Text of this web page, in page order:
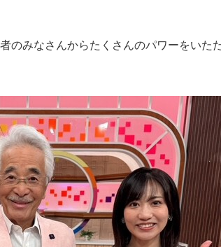
のみなさんからたくさんのパワーをいただ